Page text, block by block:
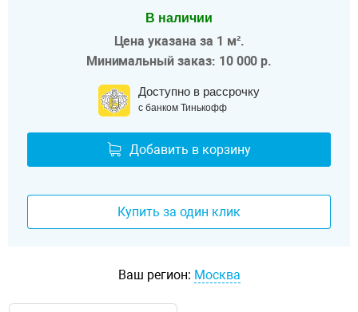
В наличии
Цена указана за 1 м².
Минимальный заказ: 10 000 р.
Доступно в рассрочку
с банком Тинькофф
Добавить в корзину
Купить за один клик
Ваш регион: Москва